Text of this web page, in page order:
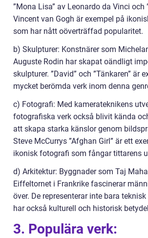
”Mona Lisa” av Leonardo da Vinci och
Vincent van Gogh är exempel på
som har nått oöverträffad popularitet.
b) Skulpturer: Konstnärer som
Auguste Rodin har skapat oändligt
skulpturer. ”David” och ”Tänkaren” är
mycket berömda verk inom denna
c) Fotografi: Med kamerateknikens
fotografiska verk också blivit kända
att skapa starka känslor genom
Steve McCurrys ”Afghan Girl” är ett
ikonisk fotografi som fångar tittarens
d) Arkitektur: Byggnader som Taj
Eiffeltornet i Frankrike fascinerar
över. De representerar inte bara
har också kulturell och historisk
3. Populära verk: